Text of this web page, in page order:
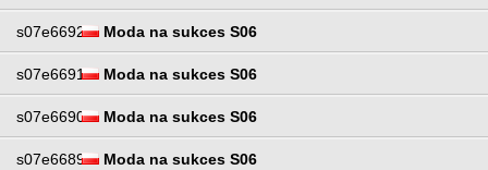
s07e6692 Moda na sukces S06
s07e6691 Moda na sukces S06
s07e6690 Moda na sukces S06
s07e6689 Moda na sukces S06